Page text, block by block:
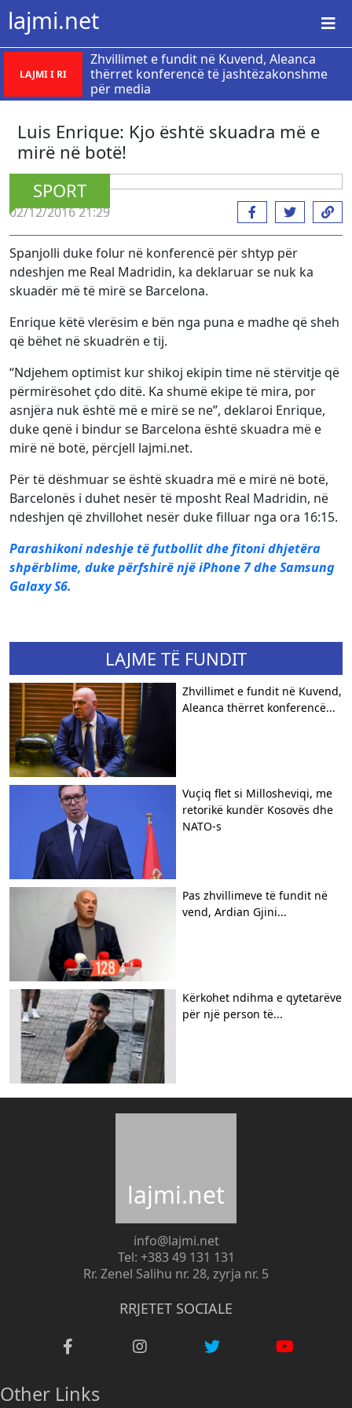
lajmi.net
LAJMI I RI
Zhvillimet e fundit në Kuvend, Aleanca
thërret konferencë të jashtëzakonshme
për media
Luis Enrique: Kjo është skuadra më e
mirë në botë!
SPORT
02/12/2016 21:29
Spanjolli duke folur në konferencë për shtyp për
ndeshjen me Real Madridin, ka deklaruar se nuk ka
skuadër më të mirë se Barcelona.
Enrique këtë vlerësim e bën nga puna e madhe që sheh
që bëhet në skuadrën e tij.
“Ndjehem optimist kur shikoj ekipin time në stërvitje që
përmirësohet çdo ditë. Ka shumë ekipe të mira, por
asnjëra nuk është më e mirë se ne”, deklaroi Enrique,
duke qenë i bindur se Barcelona është skuadra më e
mirë në botë, përcjell lajmi.net.
Për të dëshmuar se është skuadra më e mirë në botë,
Barcelonës i duhet nesër të mposht Real Madridin, në
ndeshjen që zhvillohet nesër duke filluar nga ora 16:15.
Parashikoni ndeshje të futbollit dhe fitoni dhjetëra
shpërblime, duke përfshirë një iPhone 7 dhe Samsung
Galaxy S6.
LAJME TË FUNDIT
Zhvillimet e fundit në Kuvend,
Aleanca thërret konferencë...
​Vuçiq flet si Millosheviqi, me
retorikë kundër Kosovës dhe
NATO-s
Pas zhvillimeve të fundit në
vend, Ardian Gjini...
Kërkohet ndihma e qytetarëve
për një person të...
lajmi.net
info@lajmi.net
Tel: +383 49 131 131
Rr. Zenel Salihu nr. 28, zyrja nr. 5
RRJETET SOCIALE
Other Links